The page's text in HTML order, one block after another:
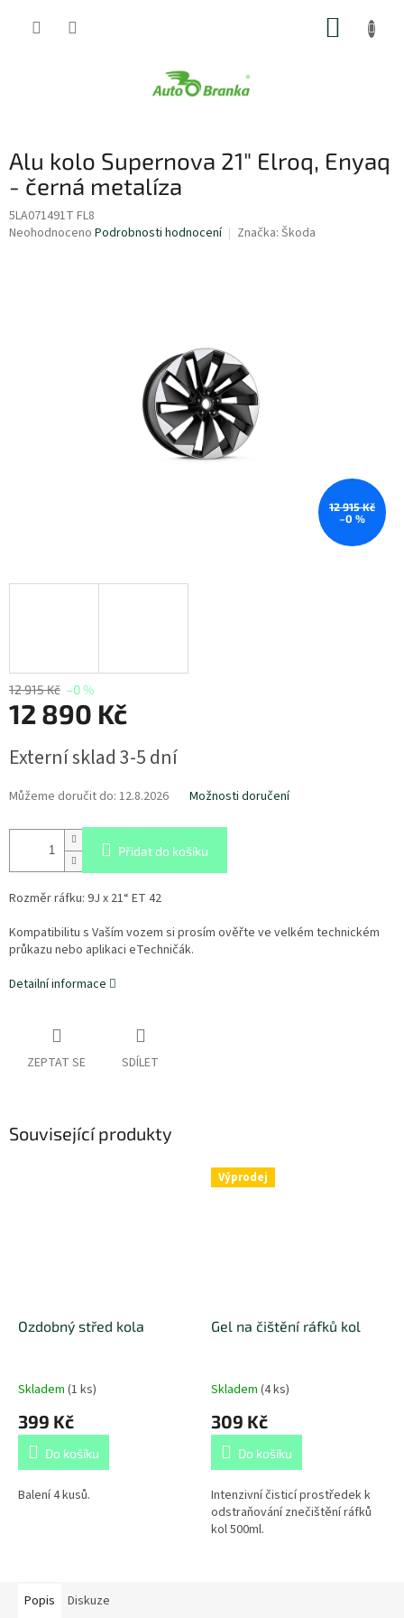
Alu kolo Supernova 21" Elroq, Enyaq
- černá metalíza
5LA071491T FL8
Průměrné
Neohodnoceno Podrobnosti hodnocení Značka: Škoda
12 915 Kč
–0 %
12 915 Kč –0 %
12 890 Kč
cena:
Externí sklad 3-5 dní
Můžeme doručit do: 12.8.2026 Možnosti doručení
Přidat do košíku
Rozměr ráfku: 9J x 21“ ET 42
Kompatibilitu s Vaším vozem si prosím ověřte ve velkém technickém
průkazu nebo aplikaci eTechničák.
Detailní informace
ZEPTAT SE SDÍLET
Související produkty
Ozdobný střed kola
Skladem (1 ks)
399 Kč
Do košíku
Balení 4 kusů.
Výprodej
Gel na čištění ráfků kol
Skladem (4 ks)
309 Kč
Do košíku
Intenzivní čisticí prostředek k
odstraňování znečištění ráfků
kol 500ml.
Popis Diskuze